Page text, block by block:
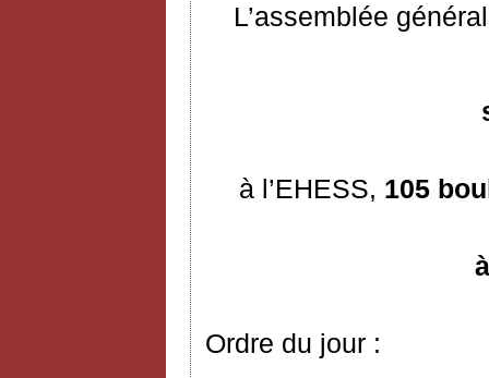
L’assemblée
à l’EHESS, 105
Ordre du jour :